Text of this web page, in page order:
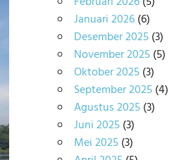
Januari 2026(6)
Desember 2025(3)
November 2025(5)
Oktober 2025(3)
September 2025(4)
Agustus 2025(3)
Juni 2025(3)
Mei 2025(3)